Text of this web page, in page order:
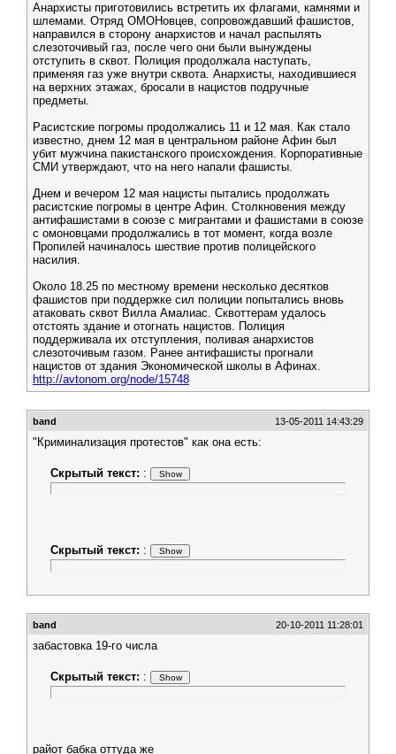
Анархисты приготовились встретить их флагами, камнями и
шлемами. Отряд ОМОНовцев, сопровождавший фашистов,
направился в сторону анархистов и начал распылять
слезоточивый газ, после чего они были вынуждены
отступить в сквот. Полиция продолжала наступать,
применяя газ уже внутри сквота. Анархисты, находившиеся
на верхних этажах, бросали в нацистов подручные
предметы.
Расистские погромы продолжались 11 и 12 мая. Как стало
известно, днем 12 мая в центральном районе Афин был
убит мужчина пакистанского происхождения. Корпоративные
СМИ утверждают, что на него напали фашисты.
Днем и вечером 12 мая нацисты пытались продолжать
расистские погромы в центре Афин. Столкновения между
антифашистами в союзе с мигрантами и фашистами в союзе
с омоновцами продолжались в тот момент, когда возле
Пропилей начиналось шествие против полицейского
насилия.
Около 18.25 по местному времени несколько десятков
фашистов при поддержке сил полиции попытались вновь
атаковать сквот Вилла Амалиас. Сквоттерам удалось
отстоять здание и отогнать нацистов. Полиция
поддерживала их отступления, поливая анархистов
слезоточивым газом. Ранее антифашисты прогнали
нацистов от здания Экономической школы в Афинах.
http://avtonom.org/node/15748
band 13-05-2011 14:43:29
"Криминализация протестов" как она есть:
Скрытый текст: :
Скрытый текст: :
band 20-10-2011 11:28:01
забастовка 19-го числа
Скрытый текст: :
райот бабка оттуда же